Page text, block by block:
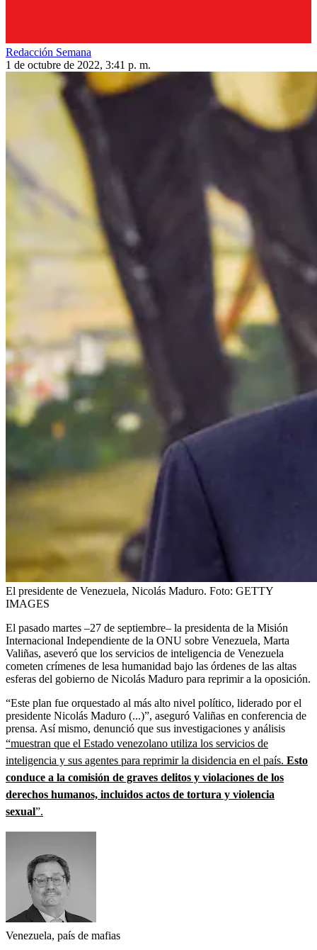
Redacción Semana
1 de octubre de 2022, 3:41 p. m.
El presidente de Venezuela, Nicolás Maduro. Foto: GETTY
IMAGES
El pasado martes –27 de septiembre– la presidenta de la Misión
Internacional Independiente de la ONU sobre Venezuela, Marta
Valiñas, aseveró que los servicios de inteligencia de Venezuela
cometen crímenes de lesa humanidad bajo las órdenes de las altas
esferas del gobierno de Nicolás Maduro para reprimir a la oposición.
“Este plan fue orquestado al más alto nivel político, liderado por el
presidente Nicolás Maduro (...)”, aseguró Valiñas en conferencia de
prensa. Así mismo, denunció que sus investigaciones y análisis
“muestran que el Estado venezolano utiliza los servicios de
inteligencia y sus agentes para reprimir la disidencia en el país. Esto
conduce a la comisión de graves delitos y violaciones de los
derechos humanos, incluidos actos de tortura y violencia
sexual”.
Venezuela, país de mafias